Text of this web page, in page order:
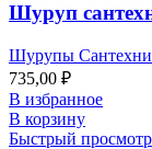
Шуруп
Шурупы
735,00 ₽
В избранное
В корзину
Быстрый просмотр